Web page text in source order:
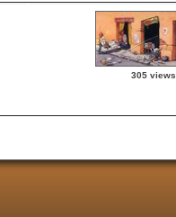
305 views